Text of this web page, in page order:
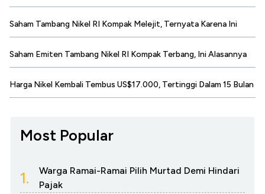
Saham Tambang Nikel RI Kompak Melejit, Ternyata Karena Ini
Saham Emiten Tambang Nikel RI Kompak Terbang, Ini Alasannya
Harga Nikel Kembali Tembus US$17.000, Tertinggi Dalam 15 Bulan
Most Popular
1.
Warga Ramai-Ramai Pilih Murtad Demi Hindari
Pajak